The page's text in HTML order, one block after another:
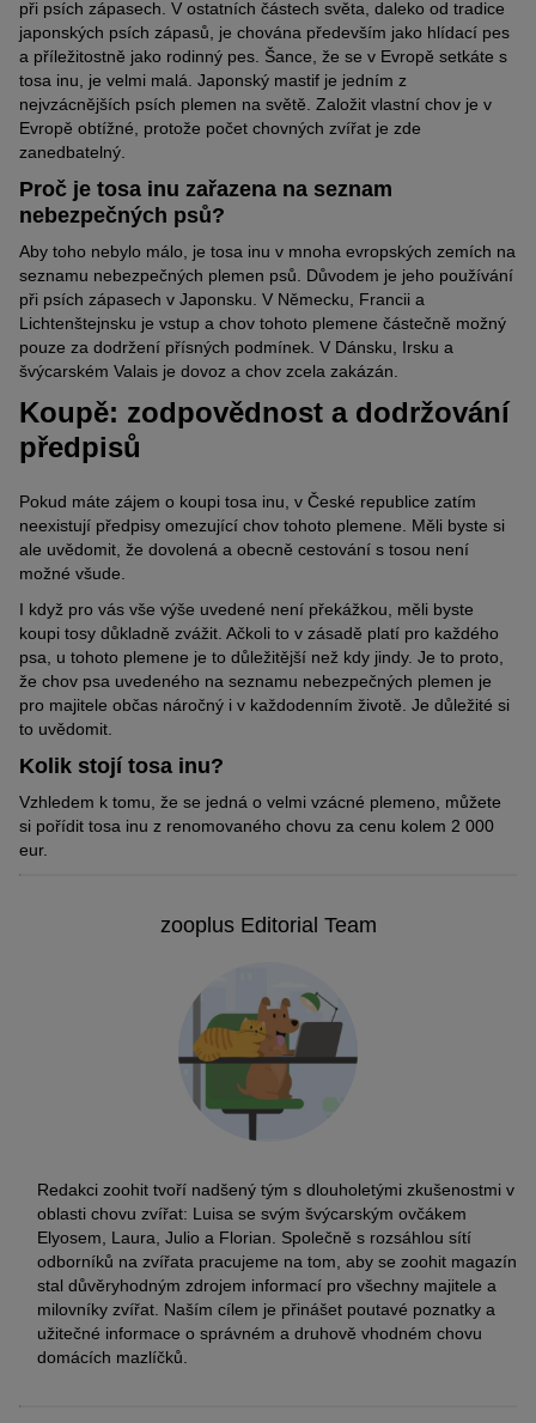
potřebují velmi energeticky bohaté krmivo, zhruba po šesti
měsících by se měla energetická hustota krmiva postupně
snižovat. Tímto způsobem se vyhnete příliš rychlému růstu. K
problémům s klouby, jako je dysplazie kyčelních a loketních
kloubů, totiž často dochází, když psi příliš rychle rostou. Kosti tak
nestačí držet krok s rychlým růstem svalů.
Potřebuje tosa inu speciální krmivo pro psy?
Jinak nemá tosa inu žádné zvláštní požadavky na stravu. Miluje
stejně maso i ryby a obvykle je konzumuje syrové i vařené,
granule i konzervy
. Majitelé by si však měli uvědomit, že tosa
má tendenci přibírat na váze. Zejména pokud jsou v jejím
rodokmenu již známy případynadváhy
, měli byste dbát na
správné množství krmiva. Kromě toho byste se měli vyhnout
podávání příliš mnoha pamlsků mezi jídly.
Chcete-li přesně zjistit, co a kolik by měla vaše tosa dostávat do
misky, poraďte se s veterinářem. Nejen množství krmiva, ale také
jeho složení a obsah minerálních látek závisí na velmi
individuálních kritériích psa, jako je věk, hmotnost, úroveň aktivity
Misku s vodou doplňujte několikrát denně
Je důležité, aby měla tosa neustále k dispozici čerstvou pitnou
vodu. Kvůli svým velkým pyskům hodně slintá a z tlamy jí visí
dlouhé provazce slin, zejména při jídle. Proto je třeba misku s
vodou několikrát denně vypláchnout a naplnit čerstvou vodou.
Jinak se mohou ve vodě snadno množit bakterie.
také angličtí bulteriéři a bernardýni.
Počátek cíleného chovu
Ačkoli touha po ideálním bojovém psu jasně určovala směr
chovu, v té době ještě neprobíhal plánovaný chov. Teprve ve 20.
letech 20. století se do Japonska začali dovážet západní psi
cíleně pro chov tosa inu.
První úspěch těchto profesionálních chovatelských snah byl
zaznamenán v roce 1924. Mladé plemeno začalo být kříženo s
německou dogou. V padesátých letech 20. století byla za tímto
účelem dovezena také bordeauxská doga. Její vliv na chov tosy
se však nepodařilo prokázat.
Použití tosa inu pro psí zápasy
Tosa inu je jediné plemeno psů na světě, které bylo vyšlechtěno
oficiálně používá. Počátky japonských psích zápasů sahají až do
14. století. Nelze je však srovnávat s brutálními a krvavými psími
zápasy, které si v 18. století zejména v Anglii našly nadšené
publikum. Ty jsou dnes právem zakázány.
V zápasech japonských tos psi bojovali spíše jako zápasníci
sumo a své protivníky sráželi k zemi výhradně nohama a tělem.
Agresivní chování jako vrčení nebo kousání vedlo již tehdy k
diskvalifikaci. Psí zápasy v Japonsku se dodnes řídí těmito
zvláštními rituály a pravidly.
Sumo inu, bojový pes tosa nebo japonský
mastif
FCI uznala nově vzniklé plemeno poprvé v roce 1964, ale jeho
standard se v některých bodech lišil od standardu japonského
klubu chovatelů. Japonský standard definuje především
povahové vlastnosti, které předurčují tosu k použití v psích
zápasech. Standard FCI jde do větších podrobností a zaměřuje
se nejen na bojové schopnosti, ale také na vizuální faktory.
„pes z Tosy“, bylo převzato z japonského léna Tosa-han. V této
oblasti proběhly první pokusy o chov. Plemeno je však známé
při psích zápasech. V ostatních částech světa, daleko od tradice
japonských psích zápasů, je chována především jako hlídací pes
a příležitostně jako rodinný pes. Šance, že se v Evropě setkáte s
tosa inu, je velmi malá. Japonský mastif je jedním z
nejvzácnějších psích plemen na světě. Založit vlastní chov je v
Evropě obtížné, protože počet chovných zvířat je zde
zanedbatelný.
Proč je tosa inu zařazena na seznam
nebezpečných psů?
Aby toho nebylo málo, je tosa inu v mnoha evropských zemích na
seznamu nebezpečných plemen psů. Důvodem je jeho používání
při psích zápasech v Japonsku. V Německu, Francii a
Lichtenštejnsku je vstup a chov tohoto plemene částečně možný
pouze za dodržení přísných podmínek. V Dánsku, Irsku a
švýcarském Valais je dovoz a chov zcela zakázán.
Koupě: zodpovědnost a dodržování
předpisů
Pokud máte zájem o koupi tosa inu, v České republice zatím
neexistují předpisy omezující chov tohoto plemene. Měli byste si
ale uvědomit, že dovolená a obecně cestování s tosou není
možné všude.
I když pro vás vše výše uvedené není překážkou, měli byste
koupi tosy důkladně zvážit. Ačkoli to v zásadě platí pro každého
psa, u tohoto plemene je to důležitější než kdy jindy. Je to proto,
že chov psa uvedeného na seznamu nebezpečných plemen je
pro majitele občas náročný i v každodenním životě. Je důležité si
to uvědomit.
Kolik stojí tosa inu?
Vzhledem k tomu, že se jedná o velmi vzácné plemeno, můžete
si pořídit tosa inu z renomovaného chovu za cenu kolem 2 000
eur.
zooplus Editorial Team
Redakci zoohit tvoří nadšený tým s dlouholetými zkušenostmi v
oblasti chovu zvířat: Luisa se svým švýcarským ovčákem
Elyosem, Laura, Julio a Florian. Společně s rozsáhlou sítí
odborníků na zvířata pracujeme na tom, aby se zoohit magazín
stal důvěryhodným zdrojem informací pro všechny majitele a
milovníky zvířat. Naším cílem je přinášet poutavé poznatky a
užitečné informace o správném a druhově vhodném chovu
domácích mazlíčků.